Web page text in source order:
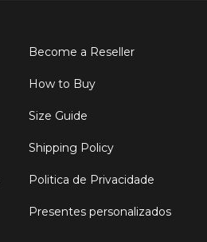
Become a Reseller
How to Buy
Size Guide
Shipping Policy
Politica de Privacidade
Presentes personalizados